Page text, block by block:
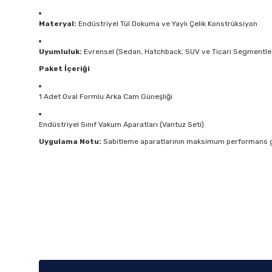
Materyal: Endüstriyel Tül Dokuma ve Yaylı Çelik Konstrüksiyon
Uyumluluk: Evrensel (Sedan, Hatchback, SUV ve Ticari
Paket İçeriği
1 Adet Oval Formlu Arka Cam Güneşliği
Endüstriyel Sınıf Vakum Aparatları (Vantuz Seti)
Uygulama Notu: Sabitleme aparatlarının maksimum performans